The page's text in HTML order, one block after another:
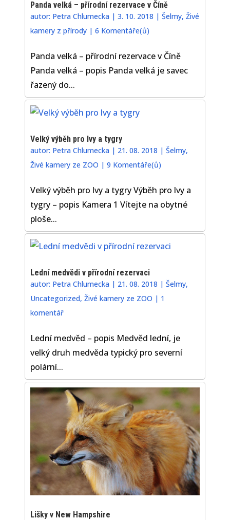
Panda velká – přírodní rezervace v Číně
autor: Petra Chlumecka |3. 10. 2018 |Šelmy,Živé
kamery z přírody |6 Komentáře(ů)
Panda velká – přírodní rezervace v Číně
Panda velká – popis Panda velká je savec
řazený do...
Velký výběh pro lvy a tygry
autor: Petra Chlumecka | 21. 08. 2018 |Šelmy,
Živé kamery ze ZOO |9 Komentáře(ů)
Velký výběh pro lvy a tygry Výběh pro lvy a
tygry – popis Kamera 1 Vítejte na obytné
ploše...
Lední medvědi v přírodní rezervaci
autor: Petra Chlumecka | 21. 08. 2018 |Šelmy,
Uncategorized,Živé kamery ze ZOO | 1
komentář
Lední medvěd – popis Medvěd lední, je
velký druh medvěda typický pro severní
polární...
Lišky v New Hampshire